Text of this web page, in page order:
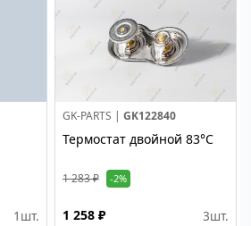
1 шт.
GK-PARTS | GK122840
Термостат двойной 83°C
1 283 ₽ -2%
1 258 ₽ 3шт.